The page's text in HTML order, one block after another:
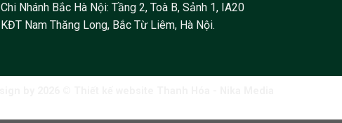
Chi Nhánh Bắc Hà Nội: Tầng 2, Toà B, Sảnh 1, IA20
KĐT Nam Thăng Long, Bắc Từ Liêm, Hà Nội.